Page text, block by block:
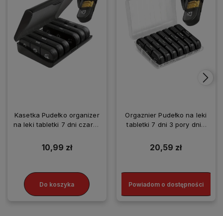
Kasetka Pudełko organizer
na leki tabletki 7 dni czarny
10,99 zł
Do koszyka
Orgaznier Pudełko na leki
tabletki 7 dni 3 pory dnia
20,59 zł
Powiadom o dostępności